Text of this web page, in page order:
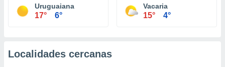
Uruguaiana
17° 6°
Vacaria
15° 4°
Localidades cercanas